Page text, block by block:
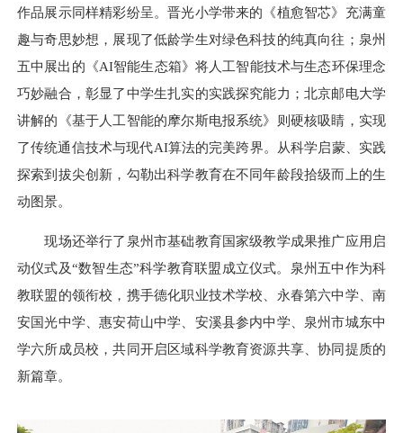
作品展示同样精彩纷呈。晋光小学带来的《植愈智芯》充满童
趣与奇思妙想，展现了低龄学生对绿色科技的纯真向往；泉州
五中展出的《AI智能生态箱》将人工智能技术与生态环保理念
巧妙融合，彰显了中学生扎实的实践探究能力；北京邮电大学
讲解的《基于人工智能的摩尔斯电报系统》则硬核吸睛，实现
了传统通信技术与现代AI算法的完美跨界。从科学启蒙、实践
探索到拔尖创新，勾勒出科学教育在不同年龄段拾级而上的生
动图景。
现场还举行了泉州市基础教育国家级教学成果推广应用启
动仪式及“数智生态”科学教育联盟成立仪式。泉州五中作为科
教联盟的领衔校，携手德化职业技术学校、永春第六中学、南
安国光中学、惠安荷山中学、安溪县参内中学、泉州市城东中
学六所成员校，共同开启区域科学教育资源共享、协同提质的
新篇章。